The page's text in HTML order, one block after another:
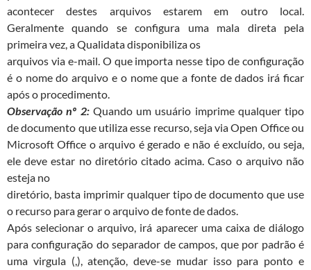
acontecer destes arquivos estarem em outro local.
Geralmente quando se configura uma mala direta pela
primeira vez, a Qualidata disponibiliza os
arquivos via e-mail. O que importa nesse tipo de configuração
é o nome do arquivo e o nome que a fonte de dados irá ficar
após o procedimento.
Observação nº 2:Quando um usuário imprime qualquer tipo
de documento que utiliza esse recurso, seja via Open Office ou
Microsoft Office o arquivo é gerado e não é excluído, ou seja,
ele deve estar no diretório citado acima. Caso o arquivo não
esteja no
diretório, basta imprimir qualquer tipo de documento que use
o recurso para gerar o arquivo de fonte de dados.
Após selecionar o arquivo, irá aparecer uma caixa de diálogo
para configuração do separador de campos, que por padrão é
uma virgula (,), atenção, deve-se mudar isso para ponto e